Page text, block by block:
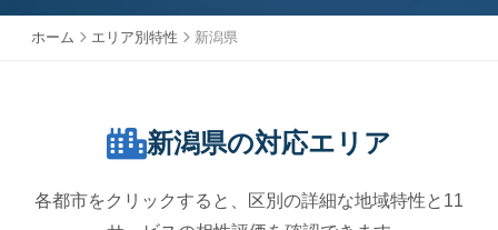
ホーム エリア別特性 新潟県
新潟県の対応エリア
各都市をクリックすると、区別の詳細な地域特性と11